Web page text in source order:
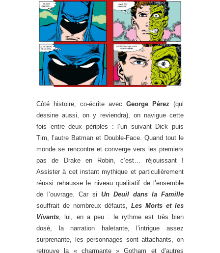
Côté histoire, co-écrite avec George Pérez (qui
dessine aussi, on y reviendra), on navigue cette
fois entre deux périples : l’un suivant Dick puis
Tim, l’autre Batman et Double-Face. Quand tout le
monde se rencontre et converge vers les premiers
pas de Drake en Robin, c’est… réjouissant !
Assister à cet instant mythique et particulièrement
réussi rehausse le niveau qualitatif de l’ensemble
de l’ouvrage. Car si Un Deuil dans la Famille
souffrait de nombreux défauts, Les Morts et les
Vivants, lui, en a peu : le rythme est très bien
dosé, la narration haletante, l’intrigue assez
surprenante, les personnages sont attachants, on
retrouve la « charmante » Gotham et d’autres